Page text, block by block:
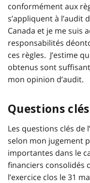
conformément aux
s’appliquent à l’audit
Canada et je me suis
responsabilités
ces règles. J’estime
obtenus sont
mon opinion d’audit.
Questions
Les questions clés de
selon mon jugement
importantes dans le
financiers consolidés
l’exercice clos le 31